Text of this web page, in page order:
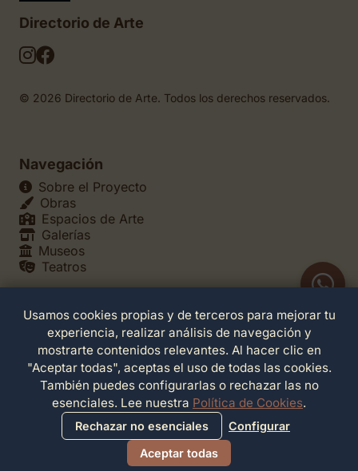
Directorio de Arte
© 2026 Directorio de Arte. Todos los derechos reservados.
Navegación
Sobre el Proyecto
Obras
Espacios de Arte
Galerías
Museos
Teatros
Legales
Política de Privacidad
Política de Cookies
Configuración de Cookies
Términos de Servicio
Contacto
Usamos cookies propias y de terceros para mejorar tu
experiencia, realizar análisis de navegación y
mostrarte contenidos relevantes. Al hacer clic en
"Aceptar todas", aceptas el uso de todas las cookies.
También puedes configurarlas o rechazar las no
esenciales. Lee nuestra Política de Cookies.
Rechazar no esenciales
Configurar
Aceptar todas